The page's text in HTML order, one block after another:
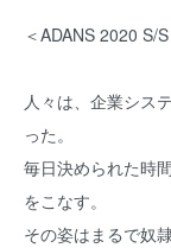
＜ADANS 2020 S/
人々は、企業シス
った。
毎日決められた時
をこなす。
その姿はまるで奴